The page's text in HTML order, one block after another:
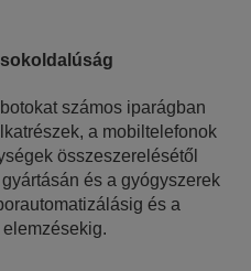
számos iparágban
a mobiltelefonok
összeszerelésétől
és a gyógyszerek
és a